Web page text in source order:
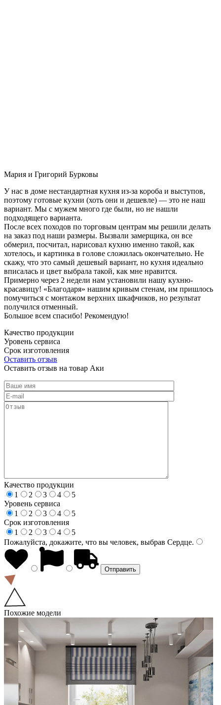
Мария и Григорий Бурковы
У нас в доме нестандартная кухня из-за короба и выступов,
поэтому готовые кухни (хоть они и дешевле) — это не наш
вариант. Мы с мужем много где были, но не нашли
подходящего варианта.
После всех походов по торговым центрам мы решили делать
на заказ под наши размеры. Вызвали замерщика, он все
обмерил, посчитал, нарисовал кухню именно такой, как
хотелось, и картинка в голове сложилась окончательно. Не
скажу, что это самый дешевый вариант, но кухня идеально
вписалась и цвет выбрала такой, как мне нравится.
Примерно через 2 недели нам установили нашу кухню-
красавицу! «Благодаря» нашим кривым стенам, им пришлось
помучиться с монтажом верхних шкафчиков, но результат
получился отменный.
Большое всем спасибо! Рекомендую!
Качество продукции
Уровень сервиса
Срок изготовления
Оставить отзыв
Оставить отзыв на товар Аки
Качество продукции
1
2 3 4
5
Уровень сервиса
1
2 3 4
5
Срок изготовления
1
2 3 4
5
Пожалуйста, докажите, что вы человек, выбрав Сердце.
Похожие модели